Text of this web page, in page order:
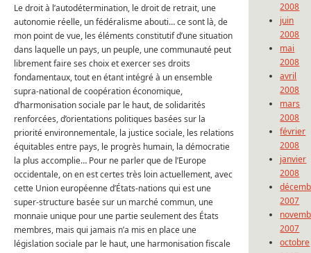
Le droit à l’autodétermination, le droit de retrait, une
autonomie réelle, un fédéralisme abouti… ce sont là, de
mon point de vue, les éléments constitutif d’une situation
dans laquelle un pays, un peuple, une communauté peut
librement faire ses choix et exercer ses droits
fondamentaux, tout en étant intégré à un ensemble
supra-national de coopération économique,
d’harmonisation sociale par le haut, de solidarités
renforcées, d’orientations politiques basées sur la
priorité environnementale, la justice sociale, les relations
équitables entre pays, le progrès humain, la démocratie
la plus accomplie… Pour ne parler que de l’Europe
occidentale, on en est certes très loin actuellement, avec
cette Union européenne d’États-nations qui est une
super-structure basée sur un marché commun, une
monnaie unique pour une partie seulement des États
membres, mais qui jamais n’a mis en place une
législation sociale par le haut, une harmonisation fiscale
2008
juin
2008
mai
2008
avril
2008
mars
2008
février
2008
janvier
2008
2007
2007
octobre